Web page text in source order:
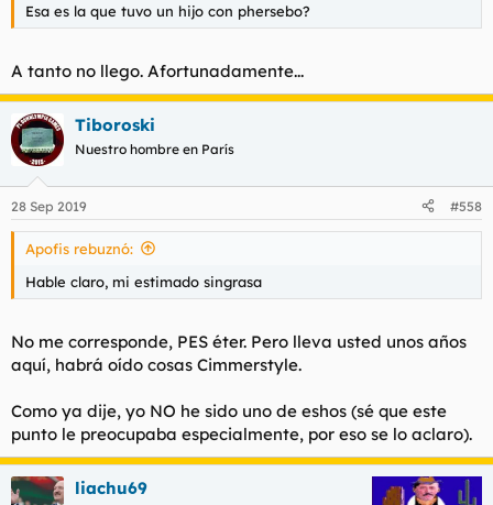
Esa es la que tuvo un hijo con phersebo?
A tanto no llego. Afortunadamente...
Tiboroski
Nuestro hombre en París
28 Sep 2019 #558
Apofis rebuznó:
Hable claro, mi estimado singrasa
No me corresponde, PES éter. Pero lleva usted unos años
aquí, habrá oído cosas Cimmerstyle.
Como ya dije, yo NO he sido uno de eshos (sé que este
punto le preocupaba especialmente, por eso se lo aclaro).
liachu69